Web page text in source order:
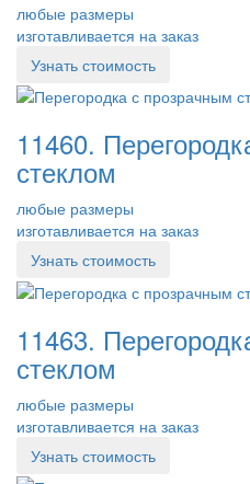
любые размеры
изготавливается на заказ
Узнать стоимость
11460.
стеклом
любые размеры
изготавливается на заказ
Узнать стоимость
11463.
стеклом
любые размеры
изготавливается на заказ
Узнать стоимость